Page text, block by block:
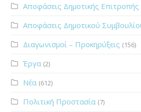
Αποφάσεις Δημοτικής Επιτροπής
Αποφάσεις Δημοτικού
Διαγωνισμοί – Προκηρύξεις (156)
Έργα (2)
Νέα (612)
Πολιτική Προστασία (7)